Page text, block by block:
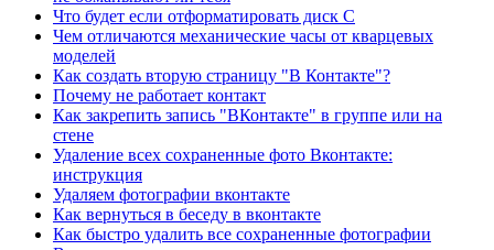
Что будет если отформатировать диск C
Чем отличаются механические часы от кварцевых
моделей
Как создать вторую страницу "В Контакте"?
Почему не работает контакт
Как закрепить запись "ВКонтакте" в группе или на
стене
Удаление всех сохраненные фото Вконтакте:
инструкция
Удаляем фотографии вконтакте
Как вернуться в беседу в вконтакте
Как быстро удалить все сохраненные фотографии